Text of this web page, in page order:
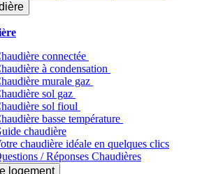
connectée
à condensation
murale gaz
sol gaz
sol fioul
basse température
chaudière
chaudière idéale en quelques clics
/ Réponses Chaudières
le logement